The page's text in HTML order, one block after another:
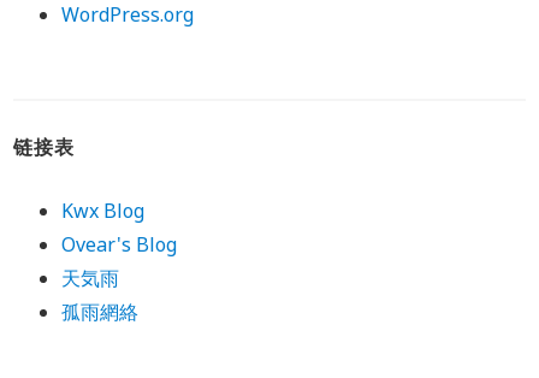
WordPress.org
链接表
Kwx Blog
Ovear's Blog
天気雨
孤雨網絡